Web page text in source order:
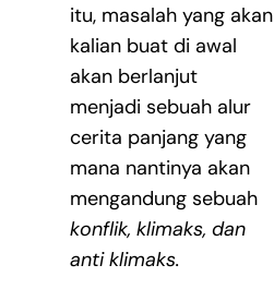
itu, masalah yang akan
kalian buat di awal
akan berlanjut
menjadi sebuah alur
cerita panjang yang
mana nantinya akan
mengandung sebuah
konflik, klimaks, dan
anti klimaks.